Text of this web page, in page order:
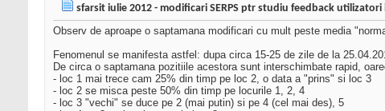
sfarsit iulie 2012 - modificari SERPS ptr studiu feedback
Observ de aproape o saptamana modificari cu mult peste media
Fenomenul se manifesta astfel: dupa circa 15-25 de zile de la
De circa o saptamana pozitiile acestora sunt interschimbate rapid,
- loc 1 mai trece cam 25% din timp pe loc 2, o data a "prins" si loc 3
- loc 2 se misca peste 50% din timp pe locurile 1, 2, 4
- loc 3 "vechi" se duce pe 2 (mai putin) si pe 4 (cel mai des), 5